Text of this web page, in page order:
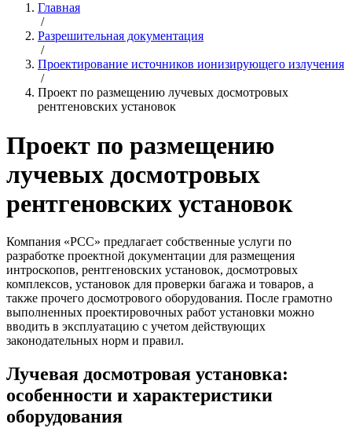
Главная
/
Разрешительная документация
/
Проектирование источников ионизирующего излучения
/
Проект по размещению лучевых досмотровых
рентгеновских установок
Проект по размещению
лучевых досмотровых
рентгеновских установок
Компания «РСС» предлагает собственные услуги по
разработке проектной документации для размещения
интроскопов, рентгеновских установок, досмотровых
комплексов, установок для проверки багажа и товаров, а
также прочего досмотрового оборудования. После грамотно
выполненных проектировочных работ установки можно
вводить в эксплуатацию с учетом действующих
законодательных норм и правил.
Лучевая досмотровая установка:
особенности и характеристики
оборудования